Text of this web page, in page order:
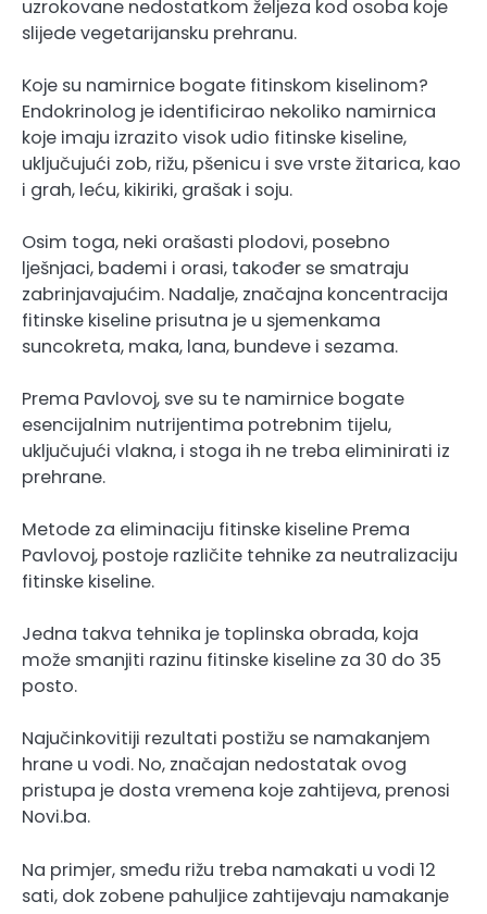
uzrokovane nedostatkom željeza kod osoba koje
slijede vegetarijansku prehranu.
Koje su namirnice bogate fitinskom kiselinom?
Endokrinolog je identificirao nekoliko namirnica
koje imaju izrazito visok udio fitinske kiseline,
uključujući zob, rižu, pšenicu i sve vrste žitarica, kao
i grah, leću, kikiriki, grašak i soju.
Osim toga, neki orašasti plodovi, posebno
lješnjaci, bademi i orasi, također se smatraju
zabrinjavajućim. Nadalje, značajna koncentracija
fitinske kiseline prisutna je u sjemenkama
suncokreta, maka, lana, bundeve i sezama.
Prema Pavlovoj, sve su te namirnice bogate
esencijalnim nutrijentima potrebnim tijelu,
uključujući vlakna, i stoga ih ne treba eliminirati iz
prehrane.
Metode za eliminaciju fitinske kiseline Prema
Pavlovoj, postoje različite tehnike za neutralizaciju
fitinske kiseline.
Jedna takva tehnika je toplinska obrada, koja
može smanjiti razinu fitinske kiseline za 30 do 35
posto.
Najučinkovitiji rezultati postižu se namakanjem
hrane u vodi. No, značajan nedostatak ovog
pristupa je dosta vremena koje zahtijeva, prenosi
Novi.ba.
Na primjer, smeđu rižu treba namakati u vodi 12
sati, dok zobene pahuljice zahtijevaju namakanje